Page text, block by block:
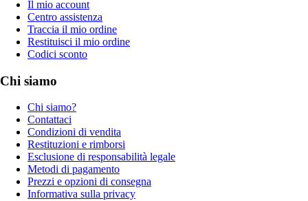
Il mio account
Centro assistenza
Traccia il mio ordine
Restituisci il mio ordine
Codici sconto
Chi siamo
Chi siamo?
Contattaci
Condizioni di vendita
Restituzioni e rimborsi
Esclusione di responsabilità legale
Metodi di pagamento
Prezzi e opzioni di consegna
Informativa sulla privacy